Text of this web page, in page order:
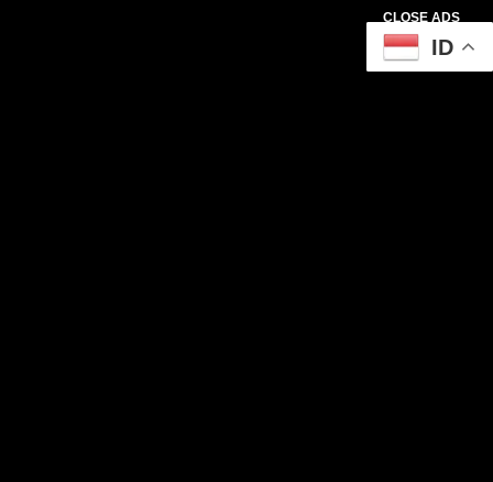
CLOSE ADS
ID